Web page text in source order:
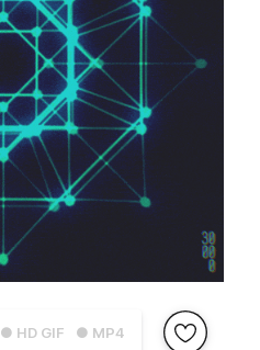
● HD GIF ● MP4